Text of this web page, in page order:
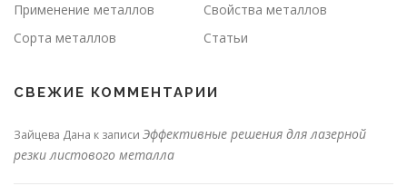
Применение металлов
Свойства металлов
Сорта металлов
Статьи
СВЕЖИЕ КОММЕНТАРИИ
Зайцева Дана к записи Эффективные решения для лазерной
резки листового металла